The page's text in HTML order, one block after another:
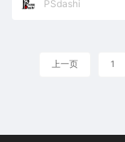
PSdashi
上一页 1